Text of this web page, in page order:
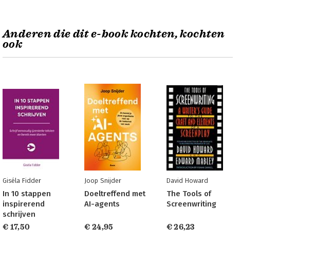
Anderen die dit e-book kochten, kochten
ook
Giséla Fidder
In 10 stappen
inspirerend
schrijven
€ 17,50
Joop Snijder
Doeltreffend met
AI-agents
€ 24,95
David Howard
The Tools of
Screenwriting
€ 26,23